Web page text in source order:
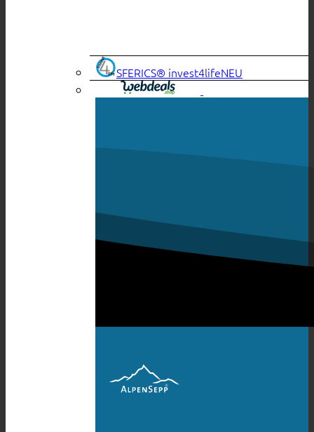
SFERICS® invest4life